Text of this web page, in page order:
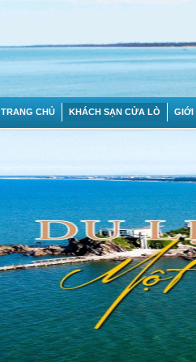
TRANG CHỦ KHÁCH SẠN CỬA LÒ GIỚI